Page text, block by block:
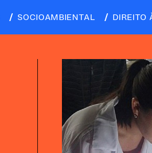
SOCIOAMBIENTAL DIREITO